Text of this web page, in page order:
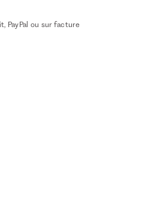
PayPal ou sur facture